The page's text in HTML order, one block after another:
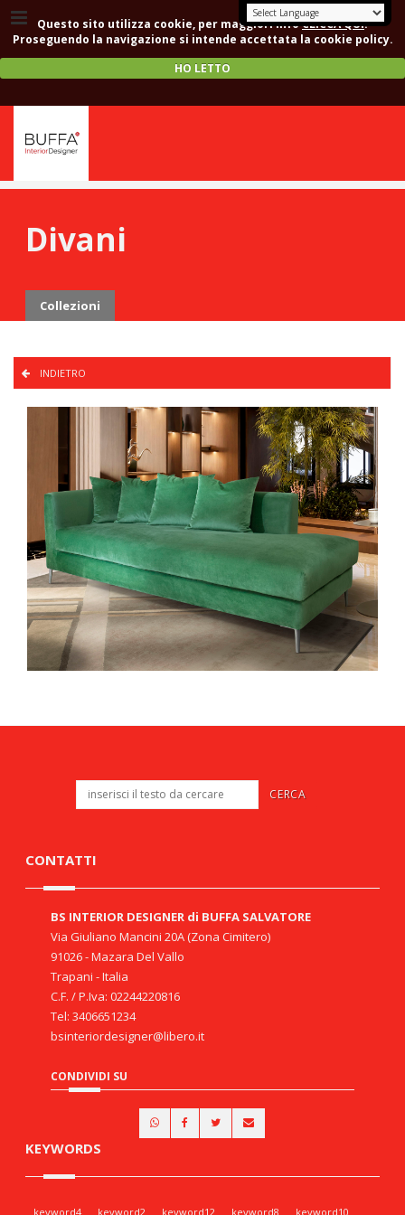
Questo sito utilizza cookie, per maggiori infoCLICCA QUI.
Proseguendo la navigazione si intende accettata la cookie policy.
HO LETTO
Divani
Collezioni
INDIETRO
CONTATTI
BS INTERIOR DESIGNER di BUFFA SALVATORE
Via Giuliano Mancini 20A (Zona Cimitero)
91026 - Mazara Del Vallo
Trapani - Italia
C.F. / P.Iva: 02244220816
Tel: 3406651234
bsinteriordesigner@libero.it
CONDIVIDI SU
KEYWORDS
keyword4 keyword2 keyword12 keyword8 keyword10